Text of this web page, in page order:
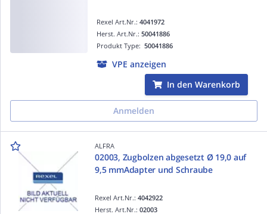
Rexel Art.Nr.: 4041972
Produkt Type: 50041886
Herst. Art.Nr.: 50041886
VPE anzeigen
In den Warenkorb
Anmelden
ALFRA
02003, Zugbolzen abgesetzt Ø 19,0 auf
9,5 mmAdapter und Schraube
Rexel Art.Nr.:4042922
Herst. Art.Nr.:02003